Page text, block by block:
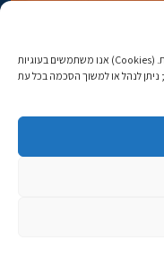
אנו משתמשים בעוגיות (Cookies) לצורך הפעלת האתר, ניתוח ושיווק מותאם אישית.
14 Ibn Gabirol